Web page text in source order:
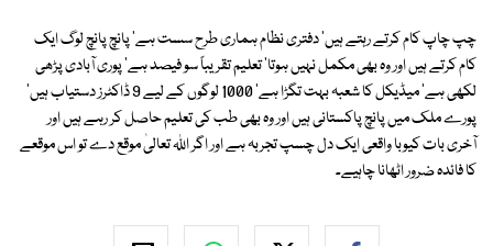
چپ چاپ کام کرتے رہتے ہیں' دفتری نظام ہماری طرح سست ہے' پانچ پانچ لوگ ایک
کام کرتے ہیں اور وہ بھی مکمل نہیں ہوتا' تعلیم تقریباً سو فیصد ہے' پوری آبادی پڑھی
لکھی ہے' میڈیکل کا شعبہ بہت تگڑا ہے' 1000 لوگوں کے لیے 9 ڈاکٹرز دستیاب ہیں'
پورے ملک میں پانچ پاکستانی ہیں اور وہ بھی طب کی تعلیم حاصل کر رہے ہیں اور
آخری بات کیوبا واقعی ایک دل چسپ تجربہ ہے اور اگر اللہ تعالیٰ موقع دے تو اس موقعے
کا فائدہ ضرور اٹھانا چاہیے۔